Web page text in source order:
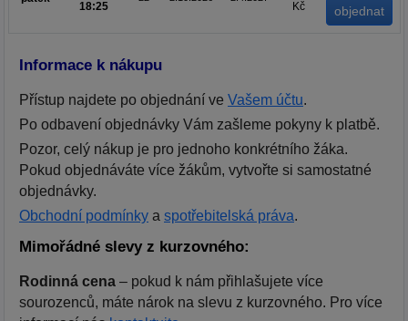
18:25
Kč
Informace k nákupu
Přístup najdete po objednání ve Vašem účtu.
Po odbavení objednávky Vám zašleme pokyny k platbě.
Pozor, celý nákup je pro jednoho konkrétního žáka.
Pokud objednáváte více žákům, vytvořte si samostatné
objednávky.
Obchodní podmínky a spotřebitelská práva.
Mimořádné slevy z kurzovného:
Rodinná cena – pokud k nám přihlašujete více
sourozenců, máte nárok na slevu z kurzovného. Pro více